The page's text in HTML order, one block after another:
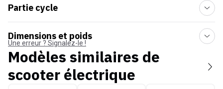
Partie cycle
Dimensions et poids
Une erreur ? Signalez-le !
Modèles similaires de
scooter électrique